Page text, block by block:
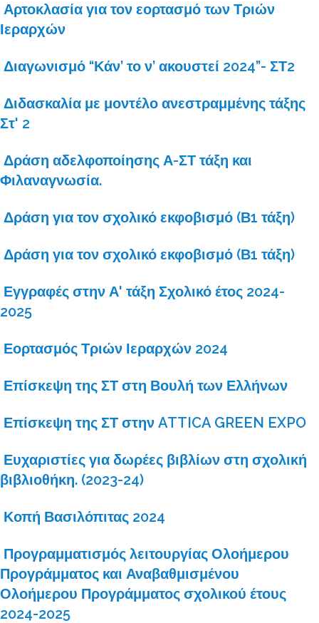
Αρτοκλασία για τον εορτασμό των Τριών
Ιεραρχών
Διαγωνισμό “Κάν’ το ν’ ακουστεί 2024”- ΣΤ2
Διδασκαλία με μοντέλο ανεστραμμένης τάξης
Στ' 2
Δράση αδελφοποίησης Α-ΣΤ τάξη και
Φιλαναγνωσία.
Δράση για τον σχολικό εκφοβισμό (Β1 τάξη)
Δράση για τον σχολικό εκφοβισμό (Β1 τάξη)
Εγγραφές στην Α' τάξη Σχολικό έτος 2024-
2025
Εορτασμός Τριών Ιεραρχών 2024
Επίσκεψη της ΣΤ στη Βουλή των Ελλήνων
Επίσκεψη της ΣΤ στην ATTICA GREEN EXPO
Ευχαριστίες για δωρέες βιβλίων στη σχολική
βιβλιοθήκη. (2023-24)
Κοπή Βασιλόπιτας 2024
Προγραμματισμός λειτουργίας Ολοήμερου
Προγράμματος και Αναβαθμισμένου
Ολοήμερου Προγράμματος σχολικού έτους
2024-2025